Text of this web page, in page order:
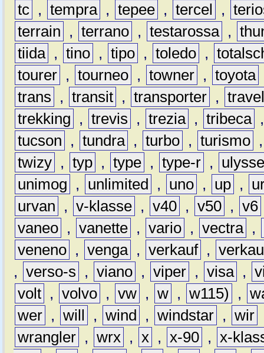
tc , tempra , tepee , tercel ,
terrain
, terrano , testarossa ,
tiida , tino , tipo , toledo ,
tourer , tourneo , towner , toyota
trans
, transit , transporter ,
trekking
, trevis , trezia , tribeca
tucson
, tundra , turbo , turismo
twizy , typ , type , type-r ,
unimog
, unlimited , uno , up ,
urvan
, v-klasse , v40 , v50 , v6
vaneo , vanette , vario , vectra ,
veneno , venga , verkauf ,
, verso-s , viano , viper , visa ,
volt , volvo , vw , w , w115) ,
wer , will , wind , windstar , wir
wrangler , wrx , x , x-90 , x-